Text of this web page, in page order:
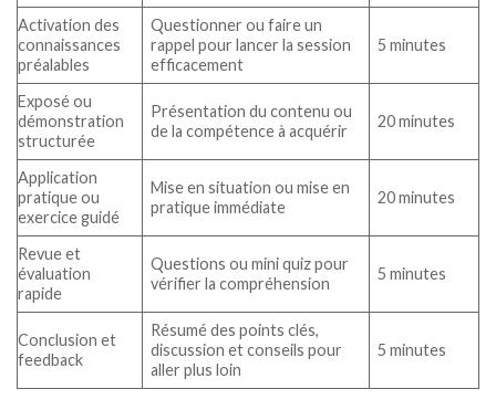
Activation des
connaissances
préalables
Questionner ou faire un
rappel pour lancer la session
efficacement
5 minutes
Exposé ou
démonstration
structurée
Présentation du contenu ou
de la compétence à acquérir
20 minutes
Application
pratique ou
exercice guidé
Mise en situation ou mise en
pratique immédiate
20 minutes
Revue et
évaluation
rapide
Questions ou mini quiz pour
vérifier la compréhension
5 minutes
Conclusion et
feedback
Résumé des points clés,
discussion et conseils pour
aller plus loin
5 minutes